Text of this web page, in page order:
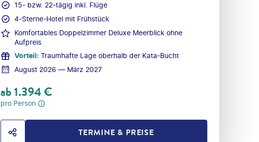
15- bzw. 22-tägig inkl. Flüge
4-Sterne-Hotel mit Frühstück
Komfortables Doppelzimmer Deluxe Meerblick ohne
Aufpreis
Vorteil: Traumhafte Lage oberhalb der Kata-Bucht
August 2026 — März 2027
ab1.394€
pro Person
TERMINE & PREISE